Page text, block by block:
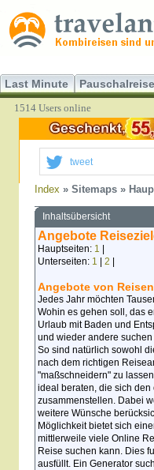
Last Minute
1514 Users online
tweet
Index » Sitemaps »
Inhaltsübersicht
Angebote
Hauptseiten: 1
Unterseiten: 1 2
Angebote von Reisen
Jedes Jahr möchten
Wohin es gehen soll, das
Urlaub mit Baden und
und wieder andere
So sind natürlich sowohl
nach dem richtigen
"maßschneidern" zu
ideal beraten, die sich
zusammenstellen. Dabei
weitere Wünsche
Möglichkeit bietet sich
mittlerweile viele Online
Reise suchen kann. Dies
ausfüllt. Ein Generator